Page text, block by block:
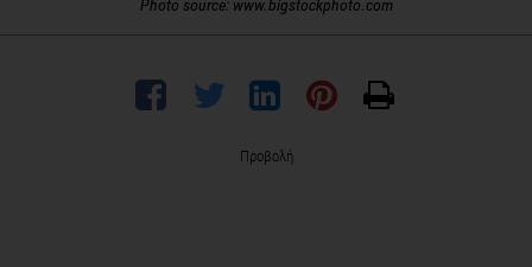
Photo source: www.bigstockphoto.com
Προβολή